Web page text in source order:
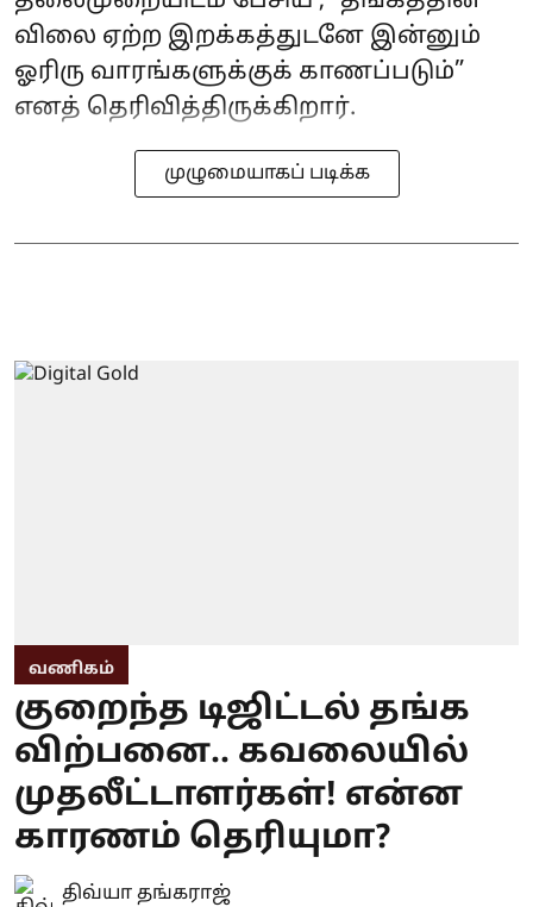
விலை ஏற்ற இறக்கத்துடனே இன்னும்
ஓரிரு வாரங்களுக்குக் காணப்படும்”
எனத் தெரிவித்திருக்கிறார்.
முழுமையாகப் படிக்க
வணிகம்
குறைந்த டிஜிட்டல் தங்க
விற்பனை.. கவலையில்
முதலீட்டாளர்கள்! என்ன
காரணம் தெரியுமா?
திவ்யா தங்கராஜ்